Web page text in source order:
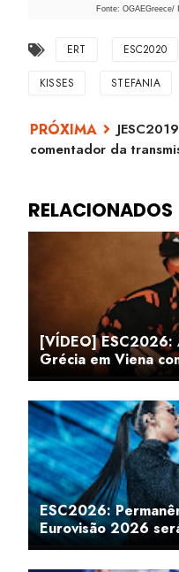
Fonte: OGAEGreece/
ERT ESC2020
KISSES STEFANIA
comentador da
[VÍDEO] ESC2026:
Grécia em Viena
ESC2026:
Eurovisão 2026